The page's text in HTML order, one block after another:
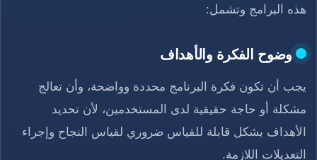
هذه البرامج وتشمل:
وضوح الفكرة والأهداف
يجب أن تكون فكرة البرنامج محددة وواضحة، وأن تعالج
مشكلة أو حاجة حقيقية لدى المستخدمين، لأن تحديد
الأهداف بشكل قابلة للقياس ضروري لقياس النجاح وإجراء
التعديلات اللازمة.